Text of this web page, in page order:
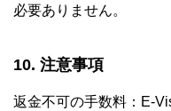
必要ありません。
10. 注意事項
返金不可の手数料：E-